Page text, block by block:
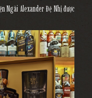
Ngài Alexander Đệ Nhị được